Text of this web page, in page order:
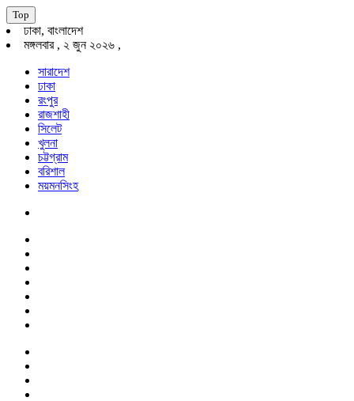
Top
ঢাকা, বাংলাদেশ
মঙ্গলবার , ২ জুন ২০২৬ ,
সারাদেশ
ঢাকা
রংপুর
রাজশাহী
সিলেট
খুলনা
চট্টগ্রাম
বরিশাল
ময়মনসিংহ